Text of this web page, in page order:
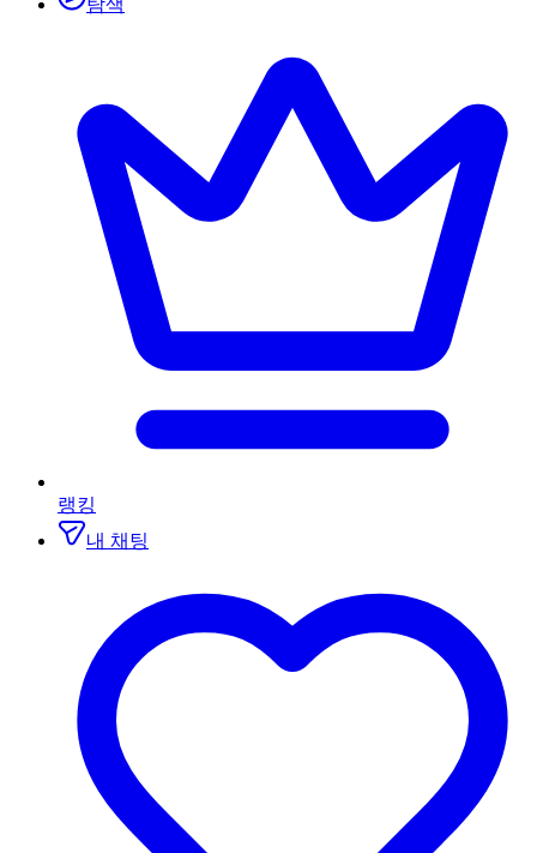
탐색
랭킹
내 채팅